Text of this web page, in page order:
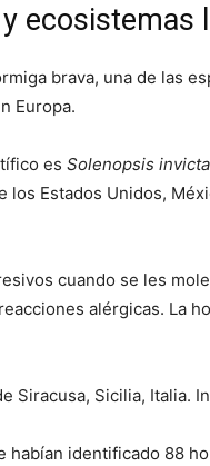
ecosistemas
brava, una de las
Europa.
es Solenopsis invicta
los Estados Unidos,
cuando se les
alérgicas. La
Siracusa, Sicilia, Italia.
habían identificado 88